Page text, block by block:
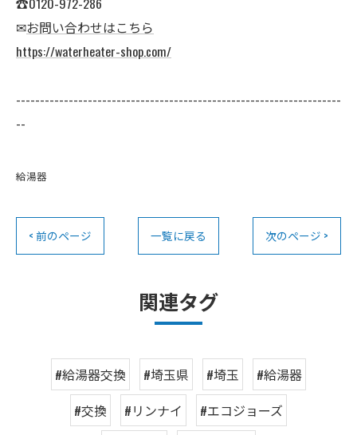
✉お問い合わせはこちら
https://waterheater-shop.com/
--------------------------------------------------------------------
--
給湯器
< 前のページ 一覧に戻る 次のページ >
関連タグ
#給湯器交換 #埼玉県 #埼玉
#給湯器
#交換
#リンナイ
#エコジョーズ